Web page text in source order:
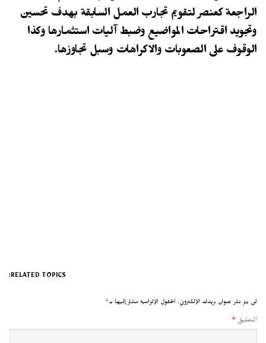
الراجعة كعنصر لتقويم تجارب العمل السابقة بهدف تحسين
وتجويد اقتراحات المواضيع وضبط آليات استثمارها وكذا
الوقوف على الصعوبات والاكراهات وسبل تجاوزها.
RELATED TOPICS:
لن يتم نشر عنوان بريدك الإلكتروني. الحقول الإلزامية مشار إليها بـ*
التعليق *